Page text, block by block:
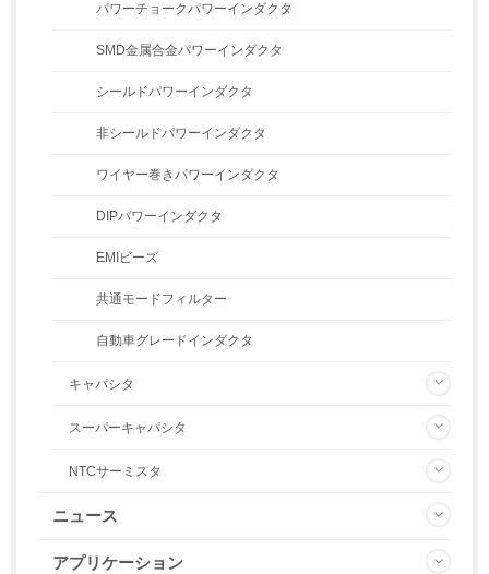
パワーチョークパワーインダクタ
SMD金属合金パワーインダクタ
シールドパワーインダクタ
非シールドパワーインダクタ
ワイヤー巻きパワーインダクタ
DIPパワーインダクタ
EMIビーズ
共通モードフィルター
自動車グレードインダクタ
キャパシタ
スーパーキャパシタ
NTCサーミスタ
ニュース
アプリケーション